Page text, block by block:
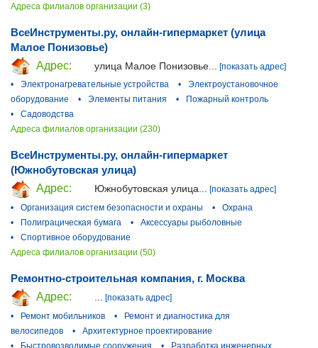
Адреса филиалов организации (3)
ВсеИнструменты.ру, онлайн-гипермаркет (улица
Малое Понизовье)
Адрес:
улица Малое Понизовье...
[показать адрес]
•
Электронагревательные устройства •
Электроустановочное
оборудование
• Элементы питания •
Пожарный контроль
•
Садоводства
Адреса филиалов организации (230)
ВсеИнструменты.ру, онлайн-гипермаркет
(Южнобутовская улица)
Адрес:
Южнобутовская улица... [показать адрес]
•
Организация систем безопасности и охраны •
Охрана
•
Полиграцическая бумага •
Аксессуары рыболовные
•
Спортивное оборудование
Адреса филиалов организации (50)
Ремонтно-строительная компания, г. Москва
Адрес:
[показать адрес]
•
Ремонт мобильников •
Ремонт и диагностика для
велосипедов
•
Архитектурное проектирование
•
Быстровозводимые сооружения • Разработка инженерных